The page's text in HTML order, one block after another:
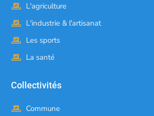
L'agriculture
L'industrie & l'artisanat
Les sports
La santé
Collectivités
Commune